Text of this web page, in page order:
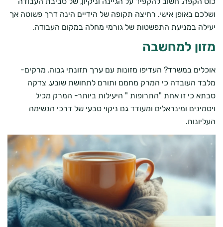
ושלכם באופן אישי. רחיצה תקופה של הידיים הינה דרך פשוטה אך
יעילה במניעת התפשטות של גורמי מחלה במקום העבודה.
מזון למחשבה
אוכלים במשרד? העדיפו מזונות עם ערך תזונתי גבוה. מרקים-
מלבד העובדה כי המרק מחמם ותורם לתחושת שובע, צדקה
סבתא כי זו אחת "התרופות " היעילות ביותר- המרק מכיל
ויטמינים ומינראלים ומעודד גם ניקוי טבעי של דרכי הנשימה
העליונות.